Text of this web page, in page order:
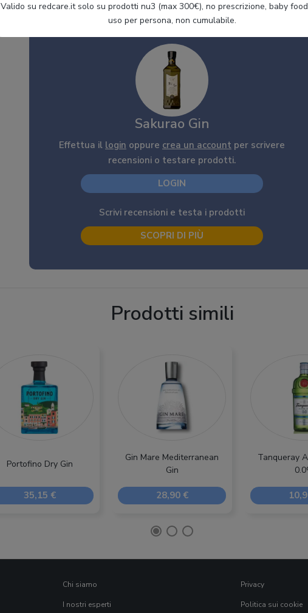
Sakurao Gin
Effettua il login oppure crea un account per scrivere
recensioni o testare prodotti.
LOGIN
Scrivi recensioni e testa i prodotti
SCOPRI DI PIÙ
Prodotti simili
Portofino Dry Gin
35,15 €
Gin Mare Mediterranean
Gin
28,90 €
Tanqueray
Valido su redcare.it solo su prodotti nu3 (max 300€), no prescrizione, baby
uso per persona, non cumulabile.
Chi siamo
I nostri esperti
Privacy
Politica sui cookie